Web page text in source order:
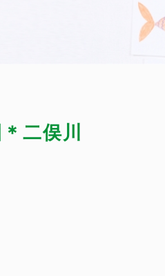
二俣川